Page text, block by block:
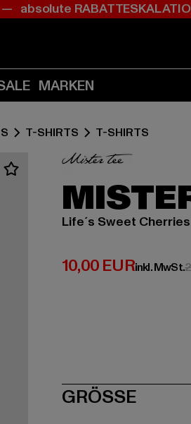
Zum
(Enter
drücken)
Zum
(Enter
drücken)
absolute
MARKEN
T-SHIRTS T-SHIRTS
Life´s Sweet Cherries
10,00 EUR
Derzeitiger Preis:
inkl. MwSt.
SIZE
GRÖSSE